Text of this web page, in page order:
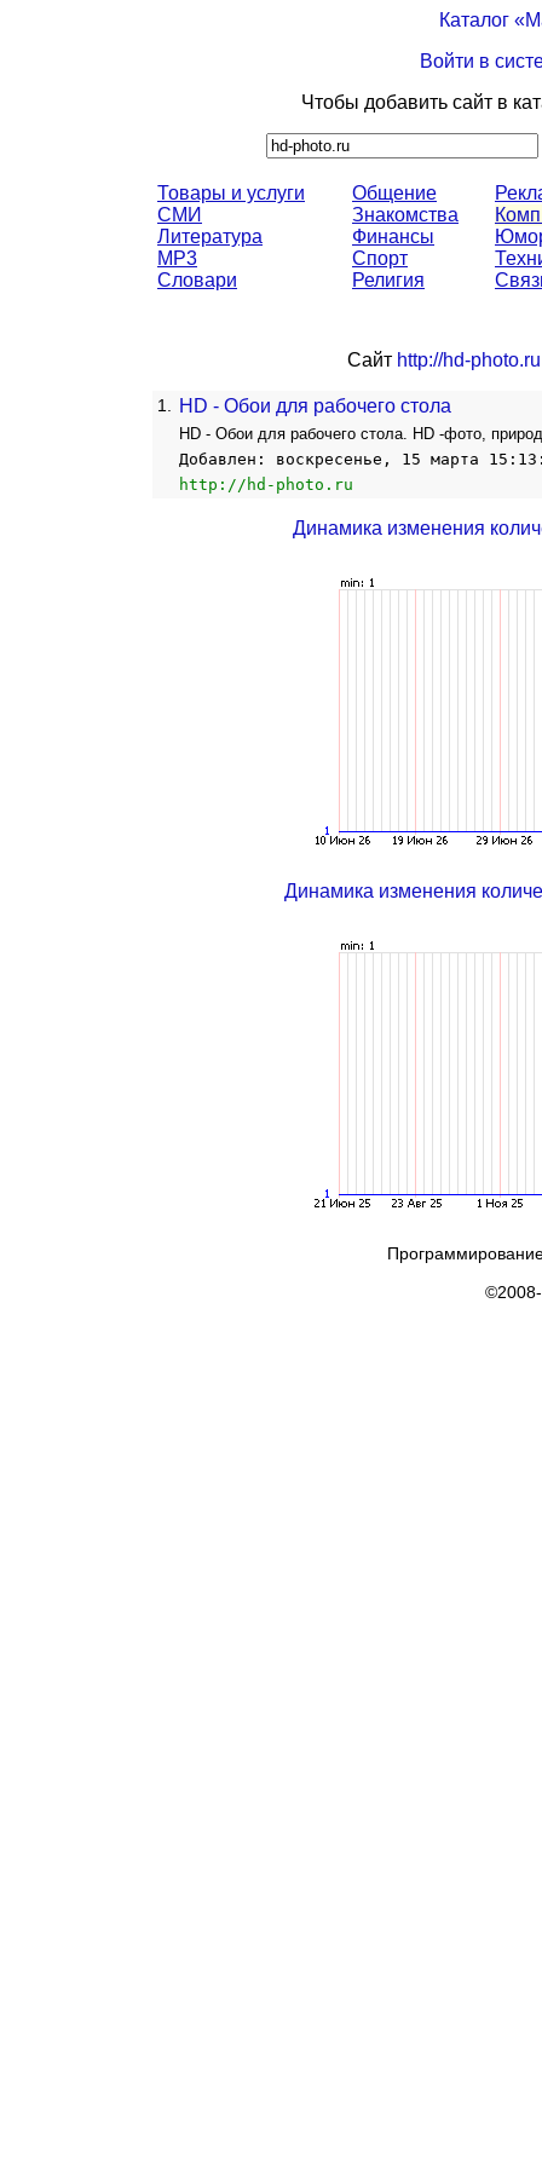
Каталог
Войти в
Чтобы добавить сайт в
Товары и услуги
СМИ
Литература
MP3
Словари
Общение
Знакомства
Финансы
Спорт
Религия
Сайт http://hd-photo.ru
1. HD - Обои для рабочего стола
HD - Обои для рабочего стола. HD -фото,
Добавлен: воскресенье, 15 марта
http://hd-photo.ru
Динамика изменения
Динамика изменения